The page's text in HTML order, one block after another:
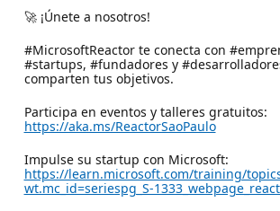
🚀 ¡Únete a nosotros!
#MicrosoftReactor te conecta con
#startups, #fundadores y
comparten tus objetivos.
Participa en eventos y talleres gratuitos:
https://aka.ms/ReactorSaoPaulo
Impulse su startup con Microsoft:
https://learn.microsoft.com/training/
wt.mc_id=seriespg_S-